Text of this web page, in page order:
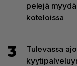
pelejä
koteloissa
3
Tulevassa